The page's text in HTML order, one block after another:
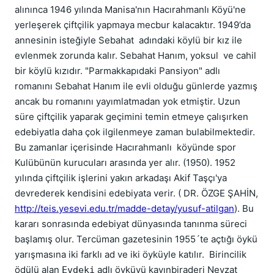
alınınca 1946 yılında Manisa'nın Hacırahmanlı Köyü'ne
yerleşerek çiftçilik yapmaya mecbur kalacaktır. 1949’da
annesinin isteğiyle Sebahat adındaki köylü bir kız ile
evlenmek zorunda kalır. Sebahat Hanım, yoksul ve cahil
bir köylü kızıdır. "Parmakkapıdaki Pansiyon" adlı
romanını Sebahat Hanım ile evli olduğu günlerde yazmış
ancak bu romanını yayımlatmadan yok etmiştir. Uzun
süre çiftçilik yaparak geçimini temin etmeye çalışırken
edebiyatla daha çok ilgilenmeye zaman bulabilmektedir.
Bu zamanlar içerisinde Hacırahmanlı köyünde spor
Kulübünün kurucuları arasında yer alır. (1950). 1952
yılında çiftçilik işlerini yakın arkadaşı Akif Taşçı'ya
devrederek kendisini edebiyata verir. ( DR. ÖZGE ŞAHİN,
http://teis.yesevi.edu.tr/madde-detay/yusuf-atilgan). Bu
kararı sonrasında edebiyat dünyasında tanınma süreci
başlamış olur. Tercüman gazetesinin 1955´te açtığı öykü
yarışmasına iki farklı ad ve iki öyküyle katılır. Birincilik
ödülü alan Evdeki adlı öyküyü kayınbiraderi Nevzat